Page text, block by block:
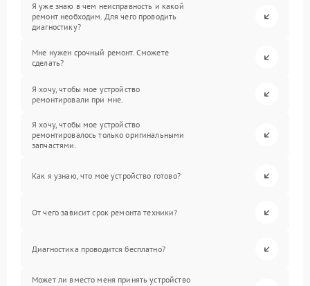
Я уже знаю в чем неисправность и какой
ремонт необходим. Для чего проводить
диагностику?
Мне нужен срочный ремонт. Сможете
сделать?
Я хочу, чтобы мое устройство
ремонтировали при мне.
Я хочу, чтобы мое устройство
ремонтировалось только оригинальными
запчастями.
Как я узнаю, что мое устройство готово?
От чего зависит срок ремонта техники?
Диагностика проводится бесплатно?
Может ли вместо меня принять устройство